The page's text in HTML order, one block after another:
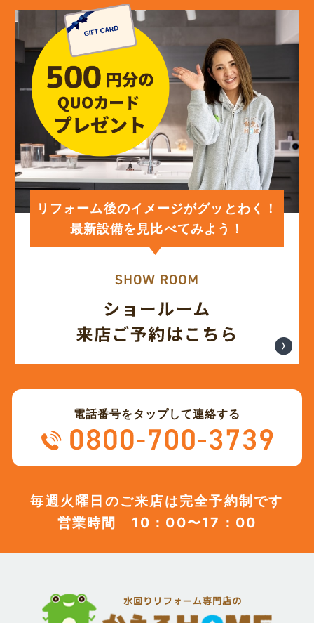
リフォーム後のイメージがグッとわく！
最新設備を見比べてみよう！
電話番号をタップして連絡する
毎週火曜日のご来店は完全予約制です
営業時間 10：00〜17：00